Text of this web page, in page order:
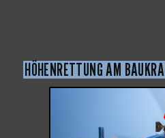
HÖHENRETTUNG AM